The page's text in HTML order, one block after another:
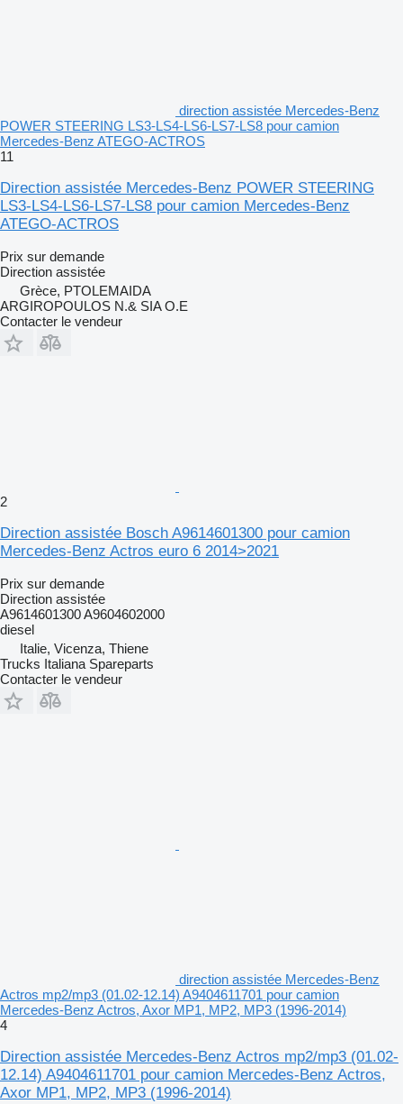
direction assistée Mercedes-Benz
POWER STEERING LS3-LS4-LS6-LS7-LS8 pour camion
Mercedes-Benz ATEGO-ACTROS
11
Direction assistée Mercedes-Benz POWER STEERING
LS3-LS4-LS6-LS7-LS8 pour camion Mercedes-Benz
ATEGO-ACTROS
Prix sur demande
Direction assistée
Grèce, PTOLEMAIDA
ARGIROPOULOS N.& SIA O.E
Contacter le vendeur
2
Direction assistée Bosch A9614601300 pour camion
Mercedes-Benz Actros euro 6 2014>2021
Prix sur demande
Direction assistée
A9614601300 A9604602000
diesel
Italie, Vicenza, Thiene
Trucks Italiana Spareparts
Contacter le vendeur
direction assistée Mercedes-Benz
Actros mp2/mp3 (01.02-12.14) A9404611701 pour camion
Mercedes-Benz Actros, Axor MP1, MP2, MP3 (1996-2014)
4
Direction assistée Mercedes-Benz Actros mp2/mp3 (01.02-
12.14) A9404611701 pour camion Mercedes-Benz Actros,
Axor MP1, MP2, MP3 (1996-2014)